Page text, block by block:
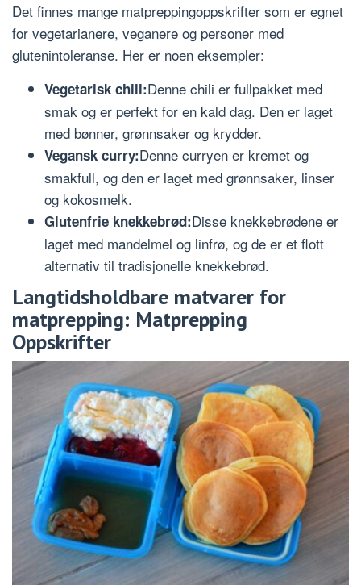
Det finnes mange matpreppingoppskrifter som er egnet
for vegetarianere, veganere og personer med
glutenintoleranse. Her er noen eksempler:
Vegetarisk chili:Denne chili er fullpakket med
smak og er perfekt for en kald dag. Den er laget
med bønner, grønnsaker og krydder.
Vegansk curry:Denne curryen er kremet og
smakfull, og den er laget med grønnsaker, linser
og kokosmelk.
Glutenfrie knekkebrød:Disse knekkebrødene er
laget med mandelmel og linfrø, og de er et flott
alternativ til tradisjonelle knekkebrød.
Langtidsholdbare matvarer for
matprepping: Matprepping
Oppskrifter